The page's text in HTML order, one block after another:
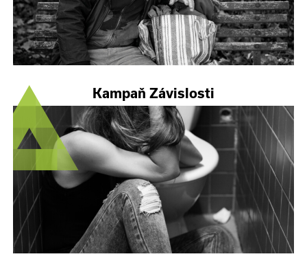
Kampaň Závislosti